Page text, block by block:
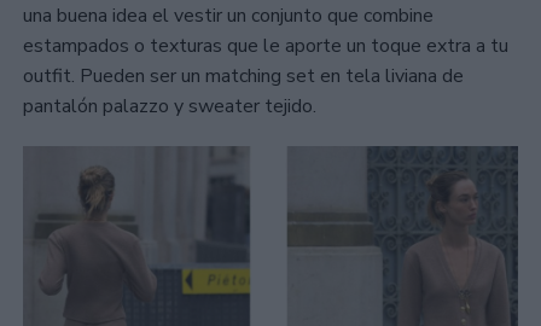
una buena idea el vestir un conjunto que combine
estampados o texturas que le aporte un toque extra a tu
outfit. Pueden ser un matching set en tela liviana de
pantalón palazzo y sweater tejido.